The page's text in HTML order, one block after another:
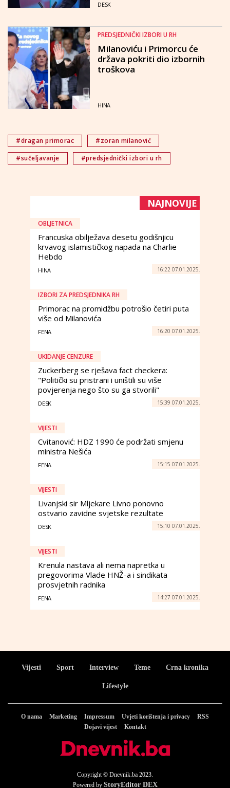
DESK
PREDSJEDNIČKI IZBORI U RH
Milanoviću i Primorcu će
država pokriti dio izbornih
troškova
HINA
#dragan primorac
#zoran milanović
#sučeljavanje
#predsjednički izbori u rh
NAJNOVIJE
OBLJETNICA
Francuska obilježava desetu godišnjicu
krvavog islamističkog napada na Charlie
Hebdo
HINA 16:22 07.01.2025.
IZBORI ZA PREDSJEDNIKA RH
Primorac na promidžbu potrošio četiri puta
više od Milanovića
FENA 16:20 07.01.2025.
UKIDANJE CENZURE
Zuckerberg se rješava fact checkera:
"Politički su pristrani i uništili su više
povjerenja nego što su ga stvorili"
DESK 15:39 07.01.2025.
VIJESTI
Cvitanović: HDZ 1990 će podržati smjenu
ministra Nešića
FENA 15:15 07.01.2025.
VIJESTI
Livanjski sir Mljekare Livno ponovno
ostvario zavidne svjetske rezultate
DESK 15:10 07.01.2025.
VIJESTI
Krenula nastava ali nema napretka u
pregovorima Vlade HNŽ-a i sindikata
prosvjetnih radnika
FENA 14:27 07.01.2025.
Vijesti Sport Interview Teme Crna kronika
Lifestyle
O nama Marketing Impressum Uvjeti korištenja i privacy
RSS
Dojavi vijest
Kontakt
Copyright © Dnevnik.ba 2023.
Powered by StoryEditor DEX